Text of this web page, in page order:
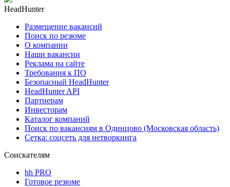
HeadHunter
Размещение вакансий
Поиск по резюме
О компании
Наши вакансии
Реклама на сайте
Требования к ПО
Безопасный HeadHunter
HeadHunter API
Партнерам
Инвесторам
Каталог компаний
Поиск по вакансиям в Одинцово (Московская область)
Сетка: соцсеть для нетворкинга
Соискателям
hh PRO
Готовое резюме